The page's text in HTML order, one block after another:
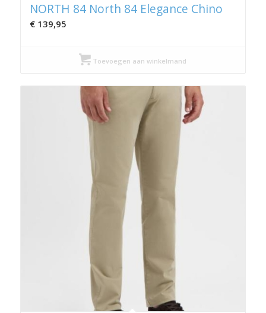
NORTH 84 North 84 Elegance Chino
€139,95
Toevoegen aan winkelmand